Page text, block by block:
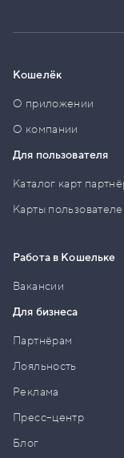
Кошелёк
О приложении
О компании
Для пользователя
Каталог карт
Карты
Работа в Кошельке
Вакансии
Для бизнеса
Партнёрам
Лояльность
Реклама
Пресс–центр
Блог